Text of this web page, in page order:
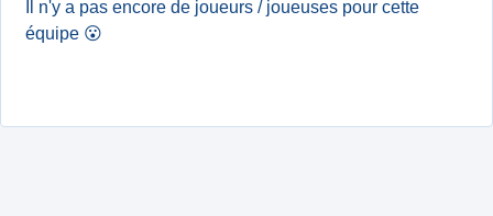
Il n'y a pas encore de joueurs / joueuses pour cette
équipe 😮